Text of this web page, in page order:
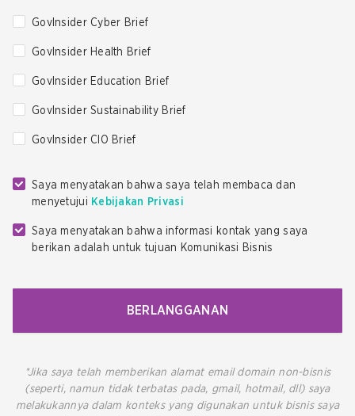
GovInsider Cyber Brief
GovInsider Health Brief
GovInsider Education Brief
GovInsider Sustainability Brief
GovInsider CIO Brief
Saya menyatakan bahwa saya telah membaca dan
menyetujui Kebijakan Privasi
Saya menyatakan bahwa informasi kontak yang saya
berikan adalah untuk tujuan Komunikasi Bisnis
BERLANGGANAN
*Jika saya telah memberikan alamat email domain non-bisnis
(seperti, namun tidak terbatas pada, gmail, hotmail, dll) saya
melakukannya dalam konteks yang digunakan untuk bisnis saya